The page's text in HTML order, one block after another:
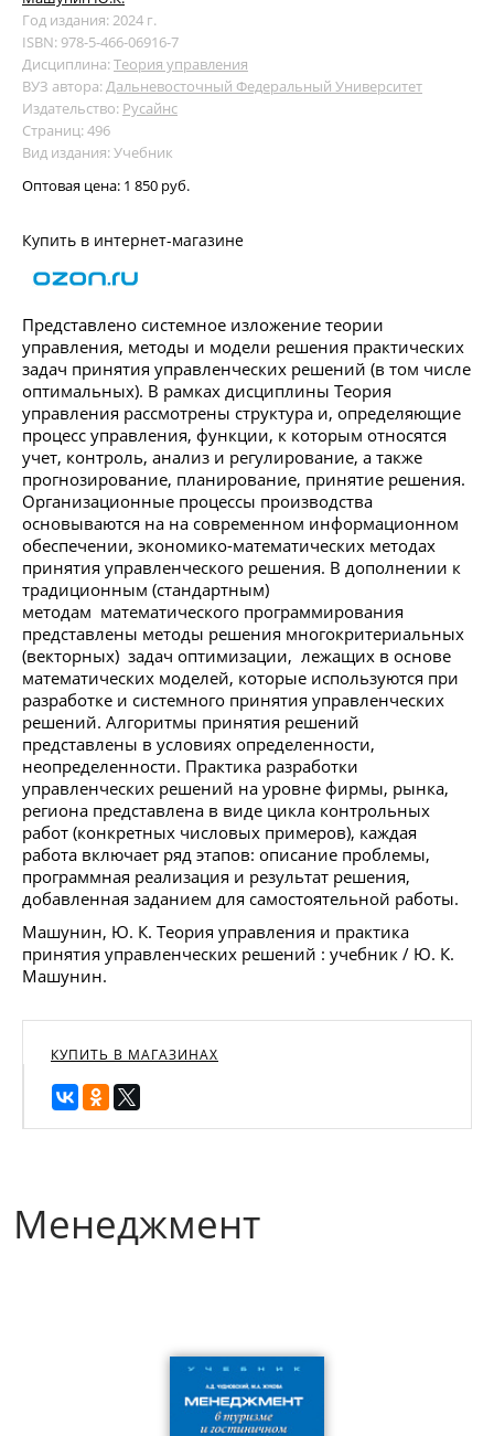
Год издания: 2024 г.
ISBN: 978-5-466-06916-7
Дисциплина:Теория управления
ВУЗ автора:Дальневосточный Федеральный Университет
Издательство: Русайнс
Страниц: 496
Вид издания: Учебник
Оптовая цена: 1 850 руб.
Купить в интернет-магазине
Представлено системное изложение теории
управления, методы и модели решения практических
задач принятия управленческих решений (в том числе
оптимальных). В рамках дисциплины Теория
управления рассмотрены структура и, определяющие
процесс управления, функции, к которым относятся
учет, контроль, анализ и регулирование, а также
прогнозирование, планирование, принятие решения.
Организационные процессы производства
основываются на на современном информационном
обеспечении, экономико-математических методах
принятия управленческого решения. В дополнении к
традиционным (стандартным)
методам математического программирования
представлены методы решения многокритериальных
(векторных) задач оптимизации, лежащих в основе
математических моделей, которые используются при
разработке и системного принятия управленческих
решений. Алгоритмы принятия решений
представлены в условиях определенности,
неопределенности. Практика разработки
управленческих решений на уровне фирмы, рынка,
региона представлена в виде цикла контрольных
работ (конкретных числовых примеров), каждая
работа включает ряд этапов: описание проблемы,
программная реализация и результат решения,
добавленная заданием для самостоятельной работы.
Машунин, Ю. К. Теория управления и практика
принятия управленческих решений : учебник / Ю. К.
Машунин.
КУПИТЬ В МАГАЗИНАХ
Менеджмент